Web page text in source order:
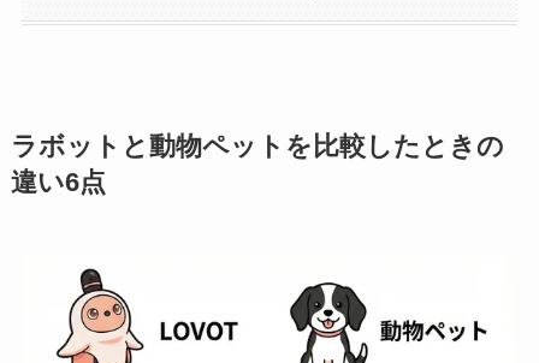
ラボットと動物ペットを比較したときの
違い6点